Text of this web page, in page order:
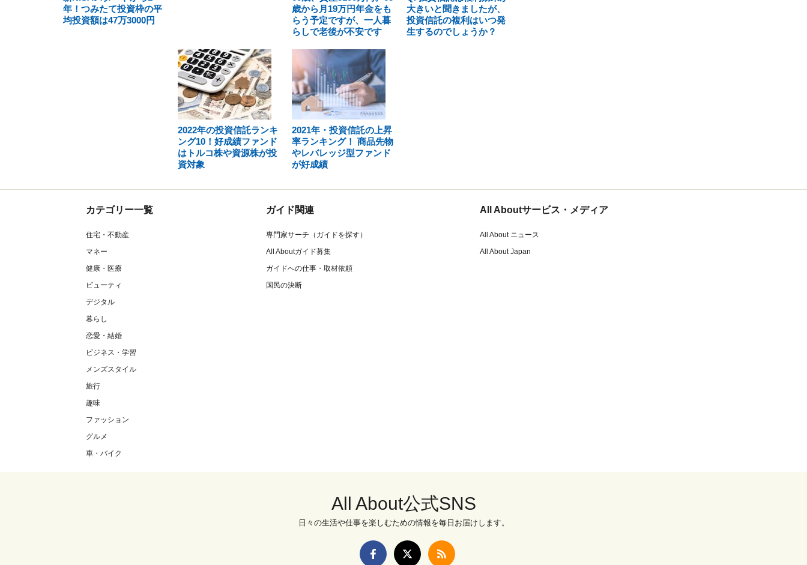
年！つみたて投資枠の平
均投資額は47万3000円
歳から月19万円年金をも
らう予定ですが、一人暮
らしで老後が不安です
大きいと聞きましたが、
投資信託の複利はいつ発
生するのでしょうか？
2022年の投資信託ランキ
ング10！好成績ファンド
はトルコ株や資源株が投
資対象
2021年・投資信託の上昇
率ランキング！ 商品先物
やレバレッジ型ファンド
が好成績
カテゴリー一覧
住宅・不動産
マネー
健康・医療
ビューティ
デジタル
暮らし
恋愛・結婚
ビジネス・学習
メンズスタイル
旅行
趣味
ファッション
グルメ
車・バイク
ガイド関連
専門家サーチ（ガイドを探す）
All Aboutガイド募集
ガイドへの仕事・取材依頼
国民の決断
All Aboutサービス・メディア
All About ニュース
All About Japan
All About公式SNS
日々の生活や仕事を楽しむための情報を毎日お届けします。